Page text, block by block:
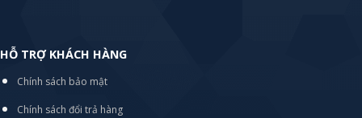
HỖ TRỢ KHÁCH HÀNG
Chính sách bảo mật
Chính sách đổi trả hàng